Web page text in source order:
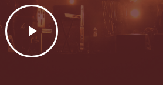
Play
Video